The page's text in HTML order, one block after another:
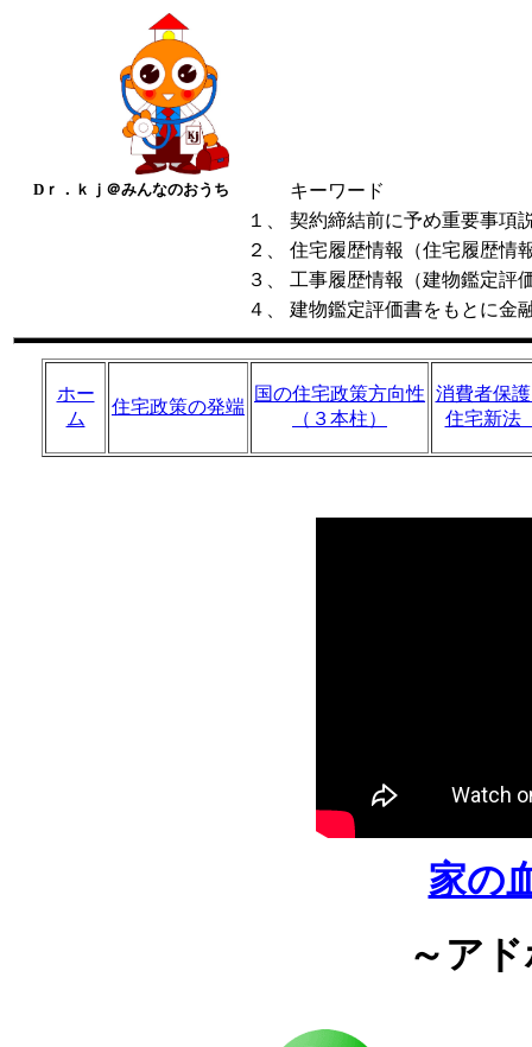
Dｒ．ｋｊ＠みんなのおうち
キーワード
１、
契約締結前に予め重要事項
２、
住宅履歴情報（住宅履歴情
３、
工事履歴情報（建物鑑定評
４、
建物鑑定評価書をもとに金
ホー
ム
住宅政策の発端
国の住宅政策方向性
（３本柱）
消費者保
住宅新法
家の
～ア